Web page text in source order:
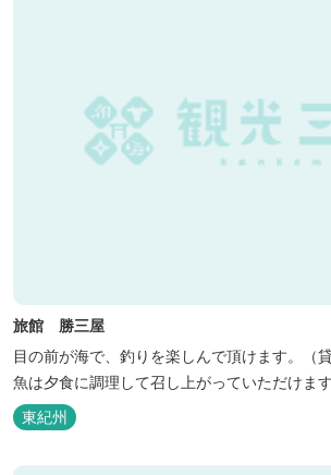
旅館 勝三屋
目の前が海で、釣りを楽しんで頂けます。
魚は夕食に調理して召し上がっていただけます
東紀州